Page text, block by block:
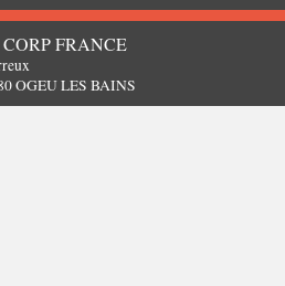
FRANCE
OGEU LES BAINS